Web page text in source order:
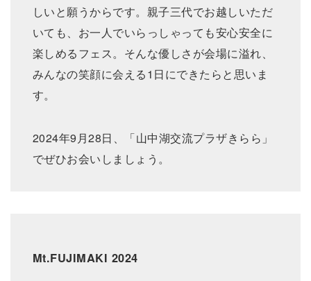
しいと願うからです。親子三代でお越しいただ
いても、お一人でいらっしゃっても安心安全に
楽しめるフェス。そんな優しさが会場に溢れ、
みんなの笑顔に会える1日にできたらと思いま
す。
2024年9月28日、「山中湖交流プラザきらら」
でぜひお会いしましょう。
Mt.FUJIMAKI 2024